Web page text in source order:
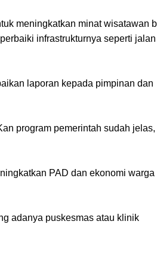
meningkatkan minat wisatawan
infrastrukturnya seperti jalan
laporan kepada pimpinan dan
program pemerintah sudah jelas,
PAD dan ekonomi warga
adanya puskesmas atau klinik